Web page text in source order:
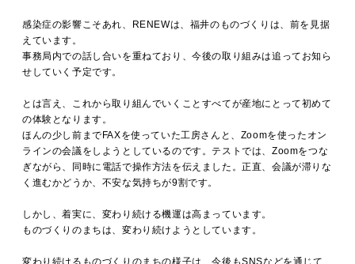
感染症の影響こそあれ、RENEWは、福井のものづくりは、前を見据
えています。
事務局内での話し合いを重ねており、今後の取り組みは追ってお知ら
せしていく予定です。
とは言え、これから取り組んでいくことすべてが産地にとって初めて
の体験となります。
ほんの少し前までFAXを使っていた工房さんと、Zoomを使ったオン
ラインの会議をしようとしているのです。テストでは、Zoomをつな
ぎながら、同時に電話で操作方法を伝えました。正直、会議が滞りな
く進むかどうか、不安な気持ちが9割です。
しかし、着実に、変わり続ける機運は高まっています。
ものづくりのまちは、変わり続けようとしています。